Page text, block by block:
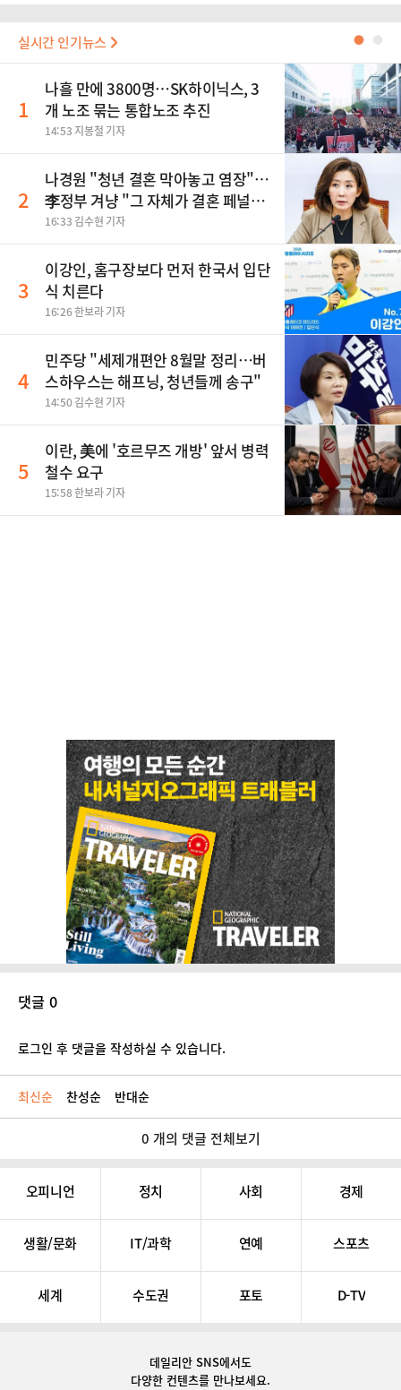
실시간 인기뉴스 ●
1
나흘 만에 3800명…SK하이닉스, 3
개 노조 묶는 통합노조 추진
14:53 지봉철 기자
2
나경원 "청년 결혼 막아놓고 염장"…
李정부 겨냥 "그 자체가 결혼 페널
티"
16:33 김수현 기자
3
이강인, 홈구장보다 먼저 한국서 입단
식 치른다
16:26 한보라 기자
4
민주당 "세제개편안 8월말 정리…버
스하우스는 해프닝, 청년들께 송구"
14:50 김수현 기자
5
이란, 美에 '호르무즈 개방' 앞서 병력
철수 요구
15:58 한보라 기자
댓글 0
로그인 후 댓글을 작성하실 수 있습니다.
최신순 찬성순 반대순
0 개의 댓글 전체보기
오피니언 정치 사회 경제
생활/문화 IT/과학 연예 스포츠
세계 수도권 포토 D-TV
데일리안 SNS에서도
다양한 컨텐츠를 만나보세요.